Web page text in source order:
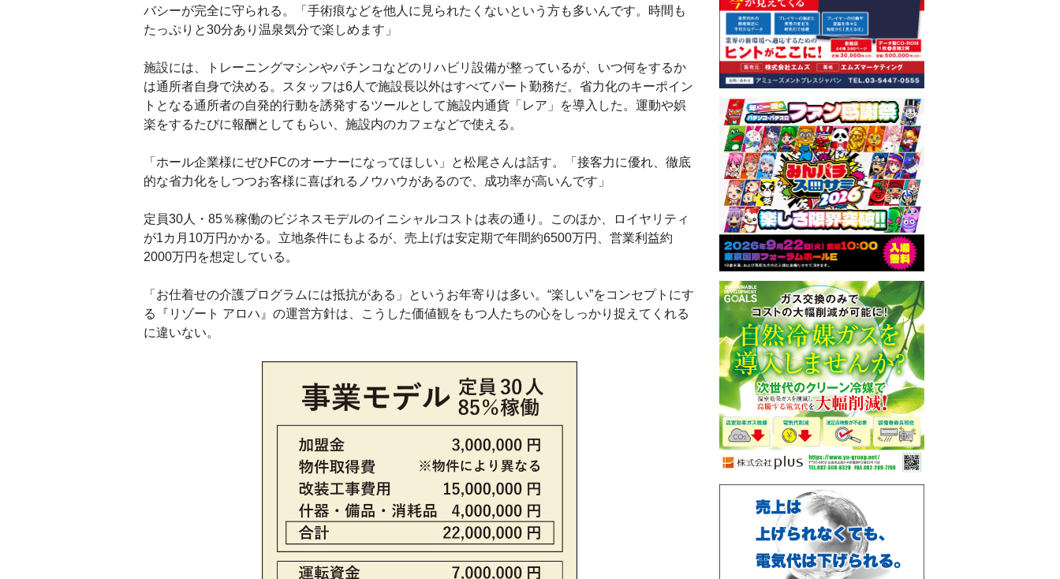
バシーが完全に守られる。「手術痕などを他人に見られたくないという方も多いんです。時間も
たっぷりと30分あり温泉気分で楽しめます」
施設には、トレーニングマシンやパチンコなどのリハビリ設備が整っているが、いつ何をするか
は通所者自身で決める。スタッフは6人で施設長以外はすべてパート勤務だ。省力化のキーポイン
トとなる通所者の自発的行動を誘発するツールとして施設内通貨「レア」を導入した。運動や娯
楽をするたびに報酬としてもらい、施設内のカフェなどで使える。
「ホール企業様にぜひFCのオーナーになってほしい」と松尾さんは話す。「接客力に優れ、徹底
的な省力化をしつつお客様に喜ばれるノウハウがあるので、成功率が高いんです」
定員30人・85％稼働のビジネスモデルのイニシャルコストは表の通り。このほか、ロイヤリティ
が1カ月10万円かかる。立地条件にもよるが、売上げは安定期で年間約6500万円、営業利益約
2000万円を想定している。
「お仕着せの介護プログラムには抵抗がある」というお年寄りは多い。“楽しい”をコンセプトにす
る『リゾート アロハ』の運営方針は、こうした価値観をもつ人たちの心をしっかり捉えてくれる
に違いない。